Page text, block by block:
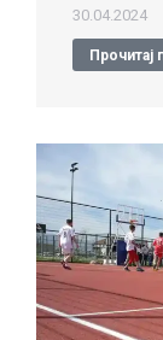
30.04.2024
Прочитај